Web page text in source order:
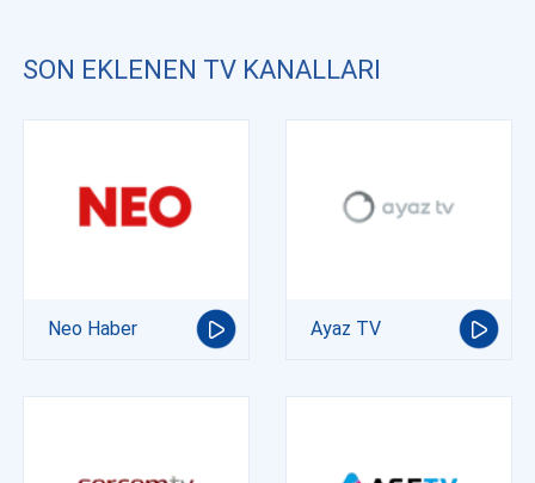
SON EKLENEN TV KANALLARI
Neo Haber Ayaz TV